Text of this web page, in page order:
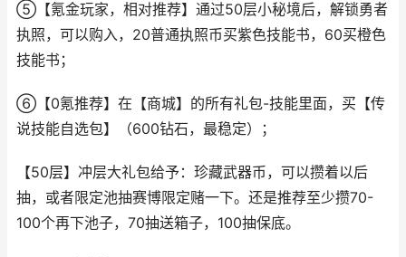
⑤【氪金玩家，相对推荐】通过50层小秘境后，解锁勇者
执照，可以购入，20普通执照币买紫色技能书，60买橙色
技能书；
⑥【0氪推荐】在【商城】的所有礼包-技能里面，买【传
说技能自选包】（600钻石，最稳定）；
【50层】冲层大礼包给予：珍藏武器币，可以攒着以后
抽，或者限定池抽赛博限定赌一下。还是推荐至少攒70-
100个再下池子，70抽送箱子，100抽保底。